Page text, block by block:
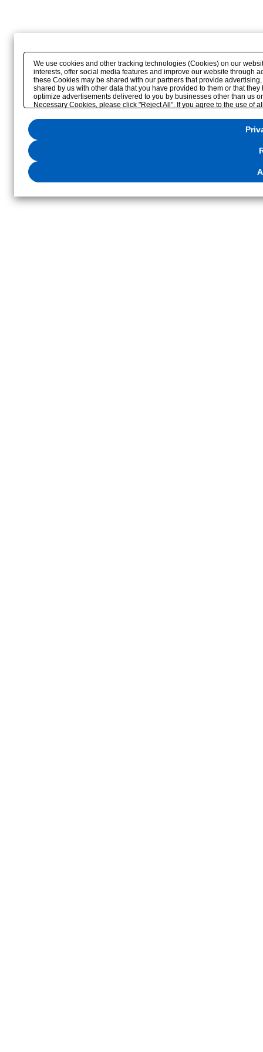
We use cookies and other tracking technologies (Cookies) on our
interests, offer social media features and improve our website through
these Cookies may be shared with our partners that provide
shared by us with other data that you have provided to them or that
optimize advertisements delivered to you by businesses other than us
Necessary Cookies, please click "Reject All". If you agree to the use of
website or through the"Privacy Settings"button (or link) located in our